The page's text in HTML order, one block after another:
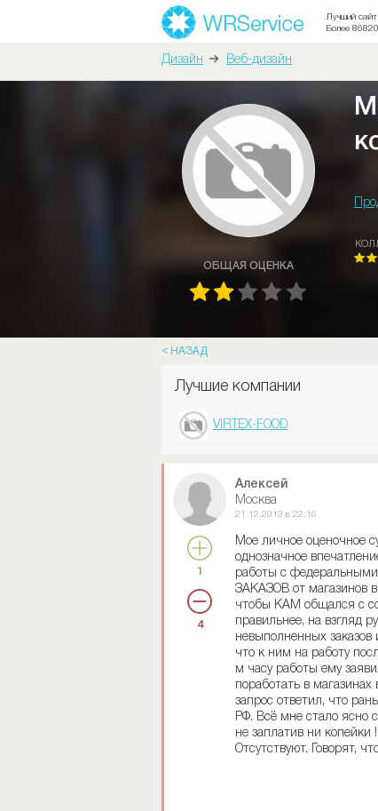
Лучший
Более
Дизайн Веб-дизайн
ОБЩАЯ ОЦЕНКА
НАЗАД
Лучшие компании
VIRTEX-FOOD
1
4
Алексей
Москва
21.12.2013 в 22:16
Мое личное оценочное
однозначное
работы с
ЗАКАЗОВ от магазинов
чтобы КАМ общался с
правильнее, на взгляд
невыполненных заказов
что к ним на работу
м часу работы ему
поработать в
запрос ответил, что
РФ. Всё мне стало ясно
не заплатив ни копейки
Отсутствуют. Говорят,